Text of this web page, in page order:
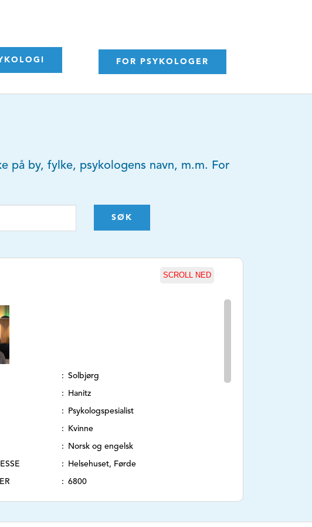
FOR PSYKOLOGER
på by, fylke, psykologens navn, m.m. For
SØK
SCROLL NED
Solbjørg
Hanitz
Psykologspesialist
Kvinne
Norsk og engelsk
Helsehuset, Førde
6800
Hafstadvegen 36